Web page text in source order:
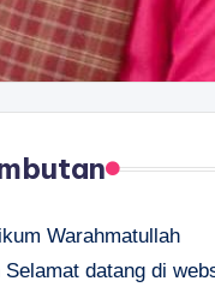
Warahmatullah
Selamat datang di